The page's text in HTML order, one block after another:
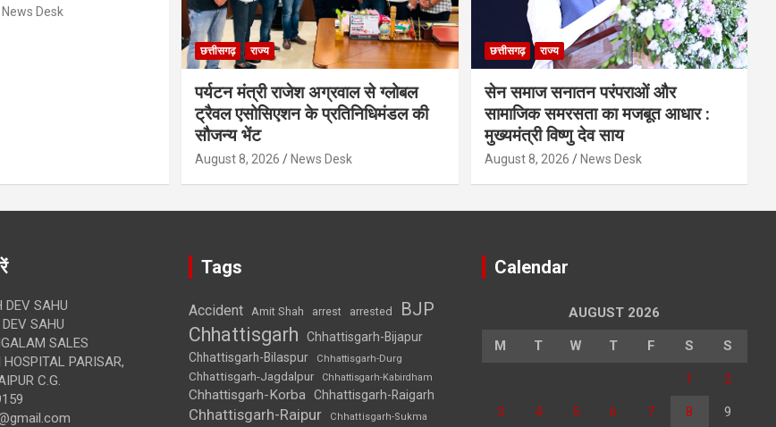
News Desk
छत्तीसगढ़ राज्य
पर्यटन मंत्री राजेश अग्रवाल से ग्लोबल
ट्रैवल एसोसिएशन के प्रतिनिधिमंडल की
सौजन्य भेंट
August 8, 2026 News Desk
छत्तीसगढ़ राज्य
सेन समाज सनातन परंपराओं और
सामाजिक समरसता का मजबूत आधार :
मुख्यमंत्री विष्णु देव साय
August 8, 2026 News Desk
DEV SAHU
SAHU
SALES
PARISAR,
C.G.
Tags
Accident Amit Shah arrest arrested BJP
Chhattisgarh
Chhattisgarh-Bijapur
Chhattisgarh-Bilaspur
Chhattisgarh-Durg
Chhattisgarh-Jagdalpur Chhattisgarh-Kabirdham
Chhattisgarh-Korba Chhattisgarh-Raigarh
Chhattisgarh-Raipur
Chhattisgarh-Sukma
Calendar
AUGUST 2026
M T W T F S S
1 2
3 4 5 6 7 8 9